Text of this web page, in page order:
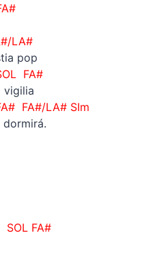
LA#
pop
FA#
vigilia
LA# SIm
FA#